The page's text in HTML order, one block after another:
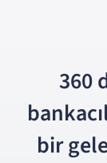
360
bir